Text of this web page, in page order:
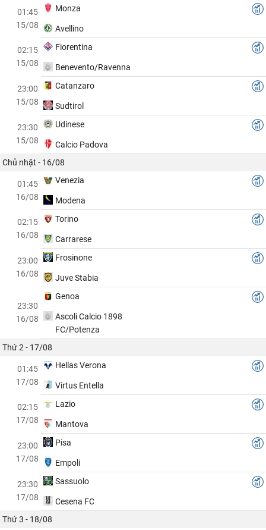
01:45
15/08
Monza
Avellino
02:15
15/08
Fiorentina
Benevento/Ravenna
23:00
15/08
Catanzaro
Sudtirol
23:30
15/08
Udinese
Calcio Padova
Chủ nhật - 16/08
01:45
16/08
Venezia
Modena
02:15
16/08
Torino
Carrarese
23:00
16/08
Frosinone
Juve Stabia
23:30
16/08
Genoa
Ascoli Calcio 1898
FC/Potenza
Thứ 2 - 17/08
01:45
17/08
Hellas Verona
Virtus Entella
02:15
17/08
Lazio
Mantova
23:00
17/08
Pisa
Empoli
23:30
17/08
Sassuolo
Cesena FC
Thứ 3 - 18/08